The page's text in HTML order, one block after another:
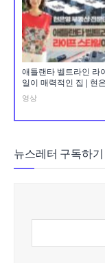
애틀랜타 벨트라인 라
일이 매력적인 집 | 현
영상
뉴스레터 구독하기